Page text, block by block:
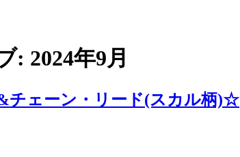
: 2024年9月
ェーン・リード(スカル柄)☆